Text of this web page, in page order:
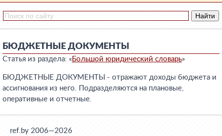
БЮДЖЕТНЫЕ ДОКУМЕНТЫ
Статья из раздела: «Большой юридический словарь»
БЮДЖЕТНЫЕ ДОКУМЕНТЫ - отражают доходы бюджета и
ассигнования из него. Подразделяются на плановые,
оперативные и отчетные.
ref.by 2006—2026